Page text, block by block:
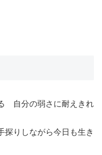
自分の弱さに耐えきれ
りしながら今日も生き